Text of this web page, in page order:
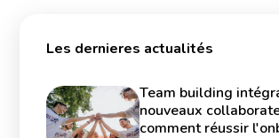
Les dernieres actualités
Team building
nouveaux
comment réussir